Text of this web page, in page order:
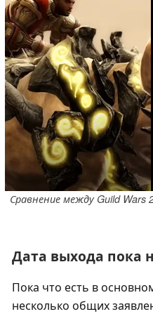
Сравнение между Guild Wars
Дата выхода пока
Пока что есть в
несколько общих